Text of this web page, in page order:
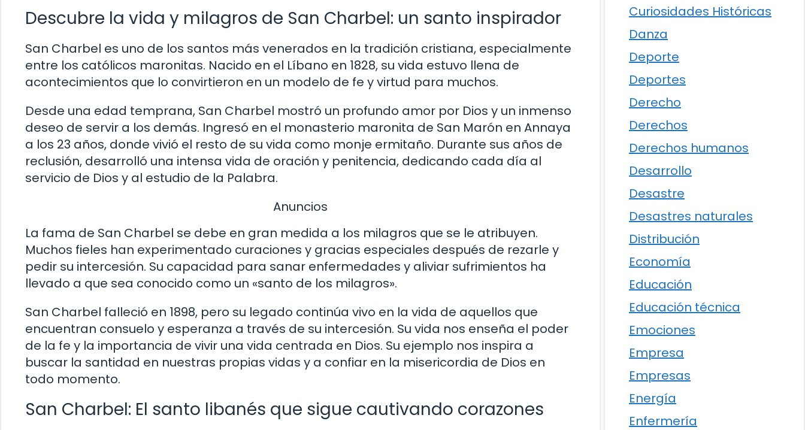
Descubre la vida y milagros de San Charbel: un santo inspirador
San Charbel es uno de los santos más venerados en la tradición cristiana, especialmente
entre los católicos maronitas. Nacido en el Líbano en 1828, su vida estuvo llena de
acontecimientos que lo convirtieron en un modelo de fe y virtud para muchos.
Desde una edad temprana, San Charbel mostró un profundo amor por Dios y un inmenso
deseo de servir a los demás. Ingresó en el monasterio maronita de San Marón en Annaya
a los 23 años, donde vivió el resto de su vida como monje ermitaño. Durante sus años de
reclusión, desarrolló una intensa vida de oración y penitencia, dedicando cada día al
servicio de Dios y al estudio de la Palabra.
Anuncios
La fama de San Charbel se debe en gran medida a los milagros que se le atribuyen.
Muchos fieles han experimentado curaciones y gracias especiales después de rezarle y
pedir su intercesión. Su capacidad para sanar enfermedades y aliviar sufrimientos ha
llevado a que sea conocido como un «santo de los milagros».
San Charbel falleció en 1898, pero su legado continúa vivo en la vida de aquellos que
encuentran consuelo y esperanza a través de su intercesión. Su vida nos enseña el poder
de la fe y la importancia de vivir una vida centrada en Dios. Su ejemplo nos inspira a
buscar la santidad en nuestras propias vidas y a confiar en la misericordia de Dios en
todo momento.
San Charbel: El santo libanés que sigue cautivando corazones
Curiosidades Históricas
Danza
Deporte
Deportes
Derecho
Derechos
Derechos humanos
Desarrollo
Desastre
Desastres naturales
Distribución
Economía
Educación
Educación técnica
Emociones
Empresa
Empresas
Energía
Enfermería